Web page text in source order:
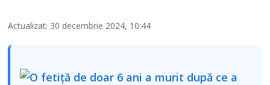
Actualizat: 30 decembrie 2024, 10:44